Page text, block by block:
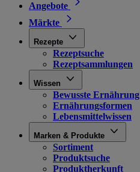
Angebote
Märkte
Rezepte
Rezeptsuche
Rezeptsammlungen
Wissen
Bewusste Ernährung
Ernährungsformen
Lebensmittelwissen
Marken & Produkte
Sortiment
Produktsuche
Produktherkunft